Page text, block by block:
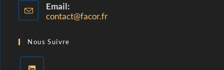
Email:
contact@facor.fr
Nous Suivre